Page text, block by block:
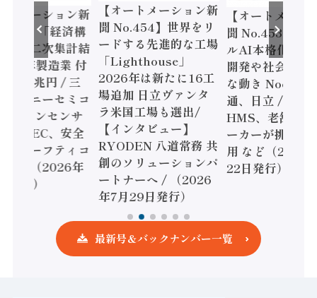
トメーション新
】「経済構
調査二次集計結
年製造業 付
額86兆円 / 三
とソニーセミコ
ジョンセンサ
/ IDEC、安全
すセーフティコ
ーラ（2026年
発行）
【オートメーション新
聞 No.454】世界をリ
ードする先進的な工場
「Lighthouse」
2026年は新たに16工
場追加 日立ヴァンタ
ラ米国工場も選出/
【インタビュー】
RYODEN 八道常務 共
創のソリューションパ
ートナーへ / （2026
年7月29日発行）
【オートメーシ
聞 No.453】フ
ルAI本格化へ
開発や社会実装
な動き Noetra
通、日立 / 兵神
HMS、老舗ポ
ーカーが挑むデ
用 など（2026
22日発行）
最新号＆バックナンバー一覧